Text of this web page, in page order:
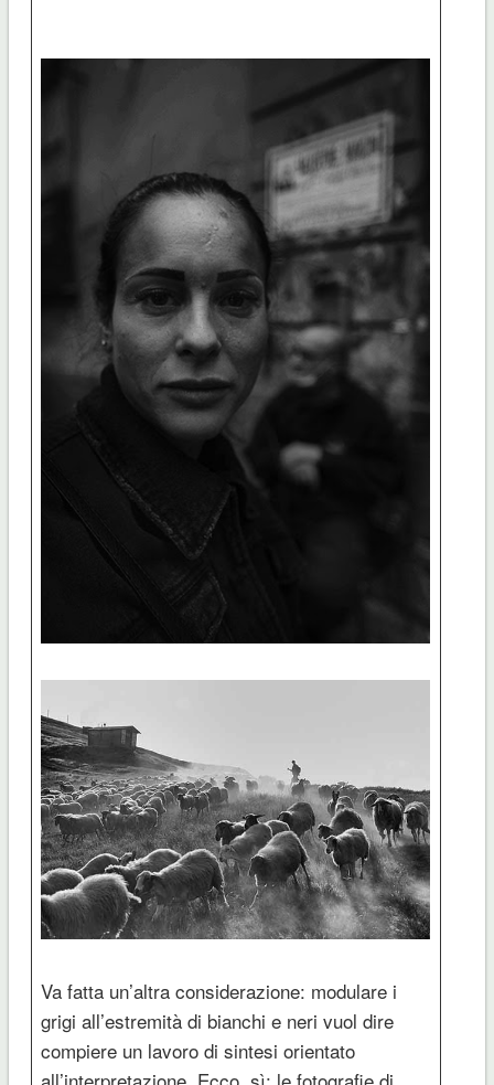
Va fatta un’altra considerazione: modulare i
grigi all’estremità di bianchi e neri vuol dire
compiere un lavoro di sintesi orientato